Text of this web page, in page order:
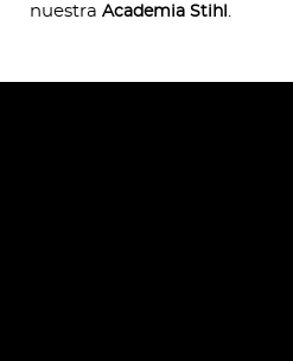
nuestraAcademia Stihl